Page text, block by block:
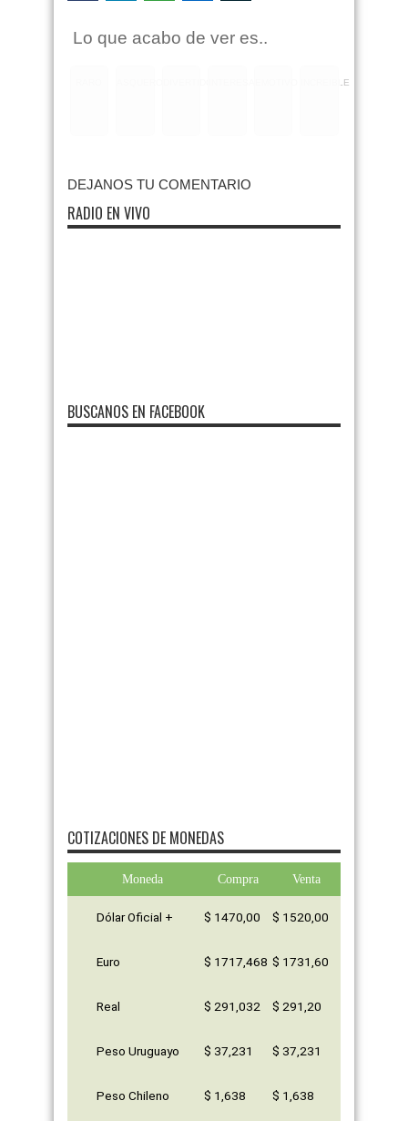
Lo que acabo de ver es..
INCREIBLE
DEJANOS TU COMENTARIO
RADIO EN VIVO
BUSCANOS EN FACEBOOK
COTIZACIONES DE MONEDAS
Moneda Compra Venta
Dólar Oficial + $ 1470,00 $ 1520,00
Euro $ 1717,468 $ 1731,60
Real $ 291,032 $ 291,20
Peso Uruguayo $ 37,231 $ 37,231
Peso Chileno $ 1,638 $ 1,638